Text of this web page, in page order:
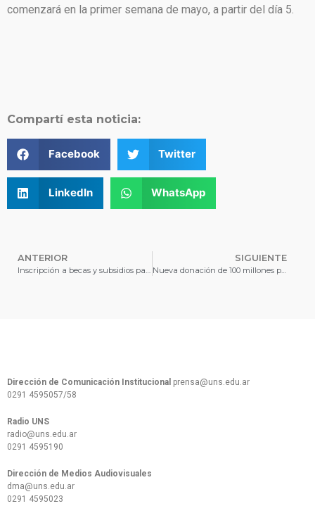
comenzará en la primer semana de mayo, a partir del día 5.
Compartí esta noticia:
Facebook Twitter
LinkedIn WhatsApp
ANTERIOR
Inscripción a becas y subsidios para el ciclo 2026
SIGUIENTE
Nueva donación de 100 millones para la UNS de otra universidad pública
Dirección de Comunicación Institucional prensa@uns.edu.ar
0291 4595057/58
Radio UNS
radio@uns.edu.ar
0291 4595190
Dirección de Medios Audiovisuales
dma@uns.edu.ar
0291 4595023